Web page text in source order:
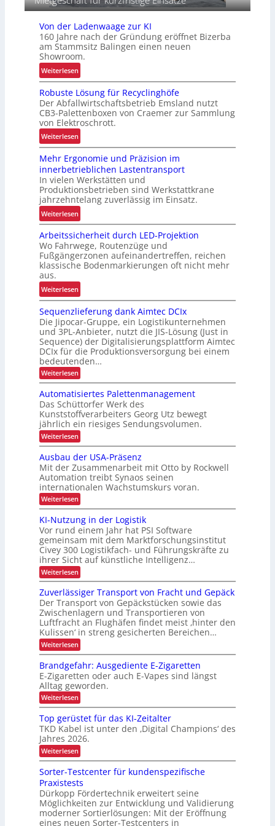
i
h
e
r
h
e
t
n
o
g
i
s
t
i
k
Von der Ladenwaage zur KI
160 Jahre nach der Gründung eröffnet Bizerba
am Stammsitz Balingen einen neuen
Showroom.
Weiterlesen:
V
o
n
d
e
r
a
d
e
n
w
a
a
g
e
z
u
r
K
I
Robuste Lösung für Recyclinghöfe
Der Abfallwirtschaftsbetrieb Emsland nutzt
CB3-Palettenboxen von Craemer zur Sammlung
von Elektroschrott.
Weiterlesen:
R
o
b
u
s
t
e
ö
s
u
g
f
ü
r
R
e
c
y
c
l
i
n
g
h
f
e
Mehr Ergonomie und Präzision im
innerbetrieblichen Lastentransport
In vielen Werkstätten und
Produktionsbetrieben sind Werkstattkrane
jahrzehntelang zuverlässig im Einsatz.
Weiterlesen:
M
e
h
r
E
r
g
o
n
o
m
i
e
u
d
P
r
ä
z
i
s
i
o
n
i
m
i
n
n
e
b
e
t
r
i
e
b
l
i
c
h
e
n
L
a
s
t
e
n
t
Arbeitssicherheit durch LED-Projektion
Wo Fahrwege, Routenzüge und
Fußgängerzonen aufeinandertreffen, reichen
klassische Bodenmarkierungen oft nicht mehr
aus.
Weiterlesen:
A
r
b
e
i
t
s
s
i
c
h
e
r
e
i
t
d
u
r
c
h
L
E
D
-
P
r
o
j
e
k
t
i
o
n
Sequenzlieferung dank Aimtec DCIx
Die Jipocar-Gruppe, ein Logistikunternehmen
und 3PL-Anbieter, nutzt die JIS-Lösung (Just in
Sequence) der Digitalisierungsplattform Aimtec
DCIx für die Produktionsversorgung bei einem
bedeutenden…
Weiterlesen:
S
q
u
e
n
z
l
i
e
f
e
r
u
n
g
d
a
n
k
A
i
m
t
e
c
D
C
I
x
Automatisiertes Palettenmanagement
Das Schüttorfer Werk des
Kunststoffverarbeiters Georg Utz bewegt
jährlich ein riesiges Sendungsvolumen.
Weiterlesen:
A
t
o
m
a
t
i
i
e
r
e
s
P
a
l
e
t
t
e
n
m
a
a
g
e
m
e
n
t
Ausbau der USA-Präsenz
Mit der Zusammenarbeit mit Otto by Rockwell
Automation treibt Synaos seinen
internationalen Wachstumskurs voran.
Weiterlesen:
A
s
b
a
u
d
e
r
U
S
A
-
P
r
ä
s
e
n
z
KI-Nutzung in der Logistik
Vor rund einem Jahr hat PSI Software
gemeinsam mit dem Marktforschungsinstitut
Civey 300 Logistikfach- und Führungskräfte zu
ihrer Sicht auf künstliche Intelligenz…
Weiterlesen:
K
I
-
N
u
t
z
u
n
g
i
n
d
e
r
L
o
g
i
s
t
i
k
Zuverlässiger Transport von Fracht und Gepäck
Der Transport von Gepäckstücken sowie das
Zwischenlagern und Transportieren von
Luftfracht an Flughäfen findet meist ‚hinter den
Kulissen‘ in streng gesicherten Bereichen…
Weiterlesen:
Z
v
e
r
l
ä
s
i
g
e
r
T
r
a
n
s
p
o
Brandgefahr: Ausgediente E-Zigaretten
E-Zigaretten oder auch E-Vapes sind längst
Alltag geworden.
Weiterlesen:
B
a
n
d
g
e
a
h
r
:
A
u
Top gerüstet für das KI-Zeitalter
TKD Kabel ist unter den ‚Digital Champions‘ des
Jahres 2026.
Weiterlesen:
T
p
g
e
r
ü
s
Sorter-Testcenter für kundenspezifische
Praxistests
Dürkopp Fördertechnik erweitert seine
Möglichkeiten zur Entwicklung und Validierung
moderner Sortierlösungen: Mit der Eröffnung
eines neuen Sorter-Testcenters in